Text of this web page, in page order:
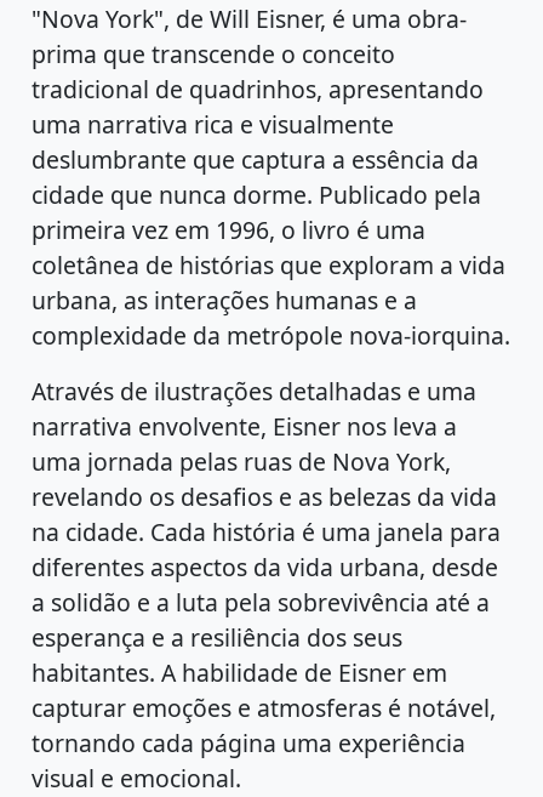
"Nova York", de Will Eisner, é uma obra-
prima que transcende o conceito
tradicional de quadrinhos, apresentando
uma narrativa rica e visualmente
deslumbrante que captura a essência da
cidade que nunca dorme. Publicado pela
primeira vez em 1996, o livro é uma
coletânea de histórias que exploram a vida
urbana, as interações humanas e a
complexidade da metrópole nova-iorquina.
Através de ilustrações detalhadas e uma
narrativa envolvente, Eisner nos leva a
uma jornada pelas ruas de Nova York,
revelando os desafios e as belezas da vida
na cidade. Cada história é uma janela para
diferentes aspectos da vida urbana, desde
a solidão e a luta pela sobrevivência até a
esperança e a resiliência dos seus
habitantes. A habilidade de Eisner em
capturar emoções e atmosferas é notável,
tornando cada página uma experiência
visual e emocional.